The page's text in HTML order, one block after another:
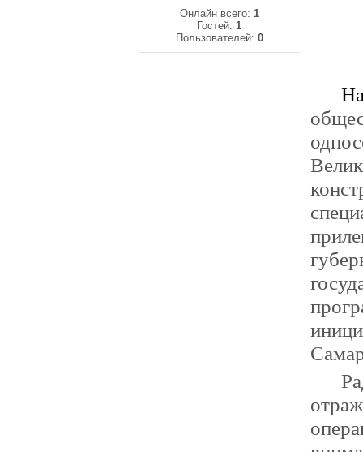
Онлайн всего: 1
Гостей:1
Пользователей: 0